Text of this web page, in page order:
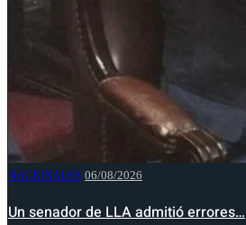
NACIONALES 06/08/2026
Un senador de LLA admitió errores…